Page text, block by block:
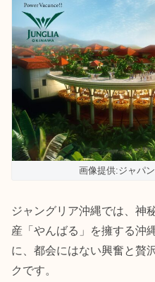
画像提供:ジャパ
ジャングリア沖縄では、神
産「やんばる」を擁する沖
に、都会にはない興奮と贅
クです。